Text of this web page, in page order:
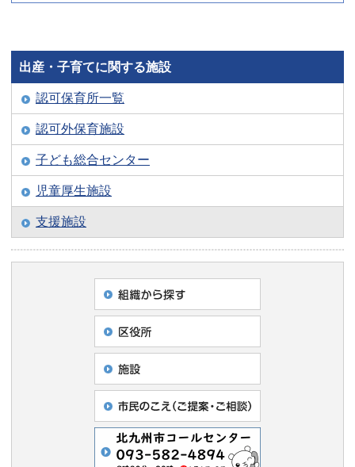
出産・子育てに関する施設
認可保育所一覧
認可外保育施設
子ども総合センター
児童厚生施設
支援施設